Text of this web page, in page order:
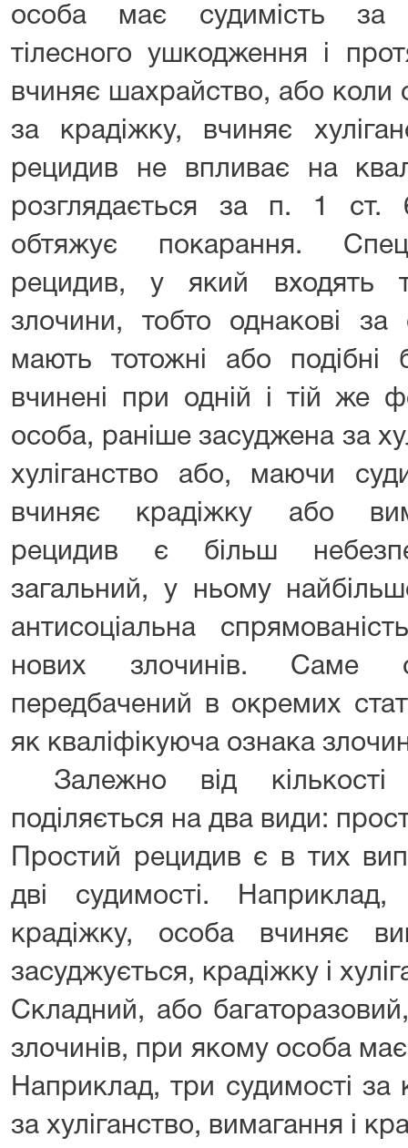
особа має судимість за
тілесного ушкодження і
вчиняє шахрайство, або коли
за крадіжку, вчиняє
рецидив не впливає на
розглядається за п. 1 ст.
обтяжує покарання.
рецидив, у який входять
злочини, тобто однакові
мають тотожні або подібні
вчинені при одній і тій же
особа, раніше засуджена за
хуліганство або, маючи
вчиняє крадіжку або
рецидив є більш
загальний, у ньому
антисоціальна
нових злочинів. Саме
передбачений в окремих
як кваліфікуюча ознака
Залежно від
поділяється на два види:
Простий рецидив є в тих
дві судимості.
крадіжку, особа вчиняє
засуджується, крадіжку і
Складний, або
злочинів, при якому особа
Наприклад, три судимості за
за хуліганство, вимагання і